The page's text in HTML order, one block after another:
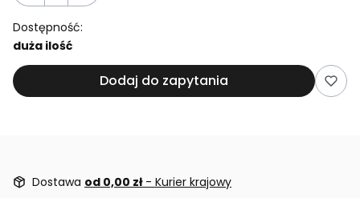
Dostępność:
duża ilość
Dodaj do zapytania
Dostawa od 0,00 zł - Kurier krajowy